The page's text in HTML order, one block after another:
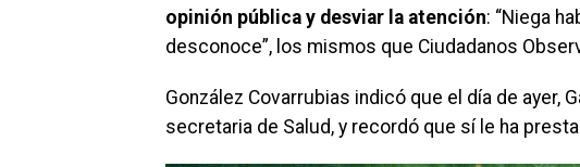
opinión pública y desviar la atención: “Niega
desconoce”, los mismos que Ciudadanos
González Covarrubias indicó que el día de ayer,
secretaria de Salud, y recordó que sí le ha